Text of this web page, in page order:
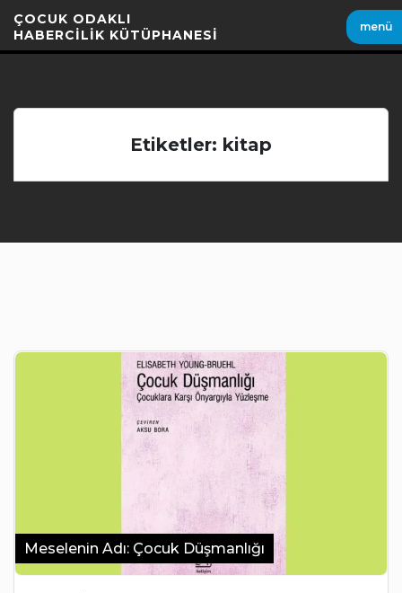
Geç
ÇOCUK ODAKLI
HABERCİLİK KÜTÜPHANESİ
menü
Etiketler: kitap
Meselenin Adı: Çocuk Düşmanlığı